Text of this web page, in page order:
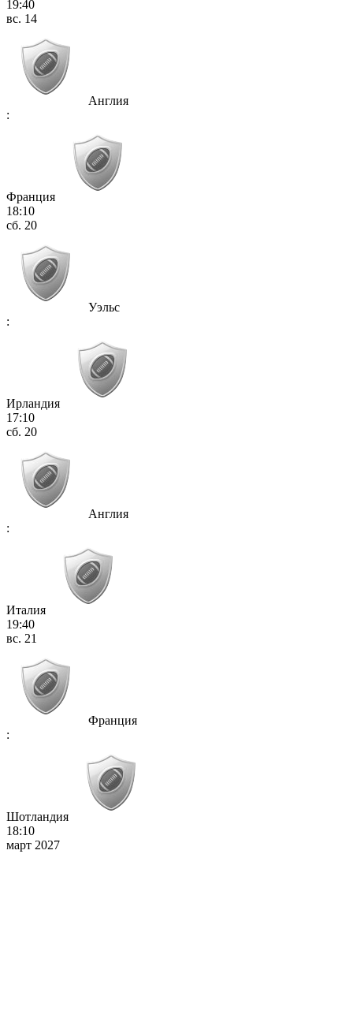
19:40
вс. 14
Англия
:
Франция
18:10
сб. 20
Уэльс
:
Ирландия
17:10
сб. 20
Англия
:
Италия
19:40
вс. 21
Франция
:
Шотландия
18:10
март 2027